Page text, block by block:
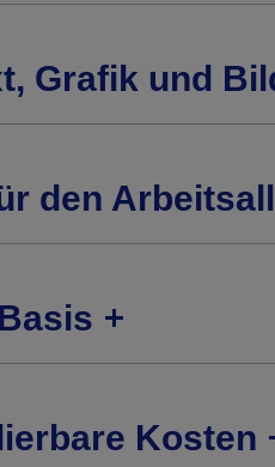
Grafik und
den
Kosten